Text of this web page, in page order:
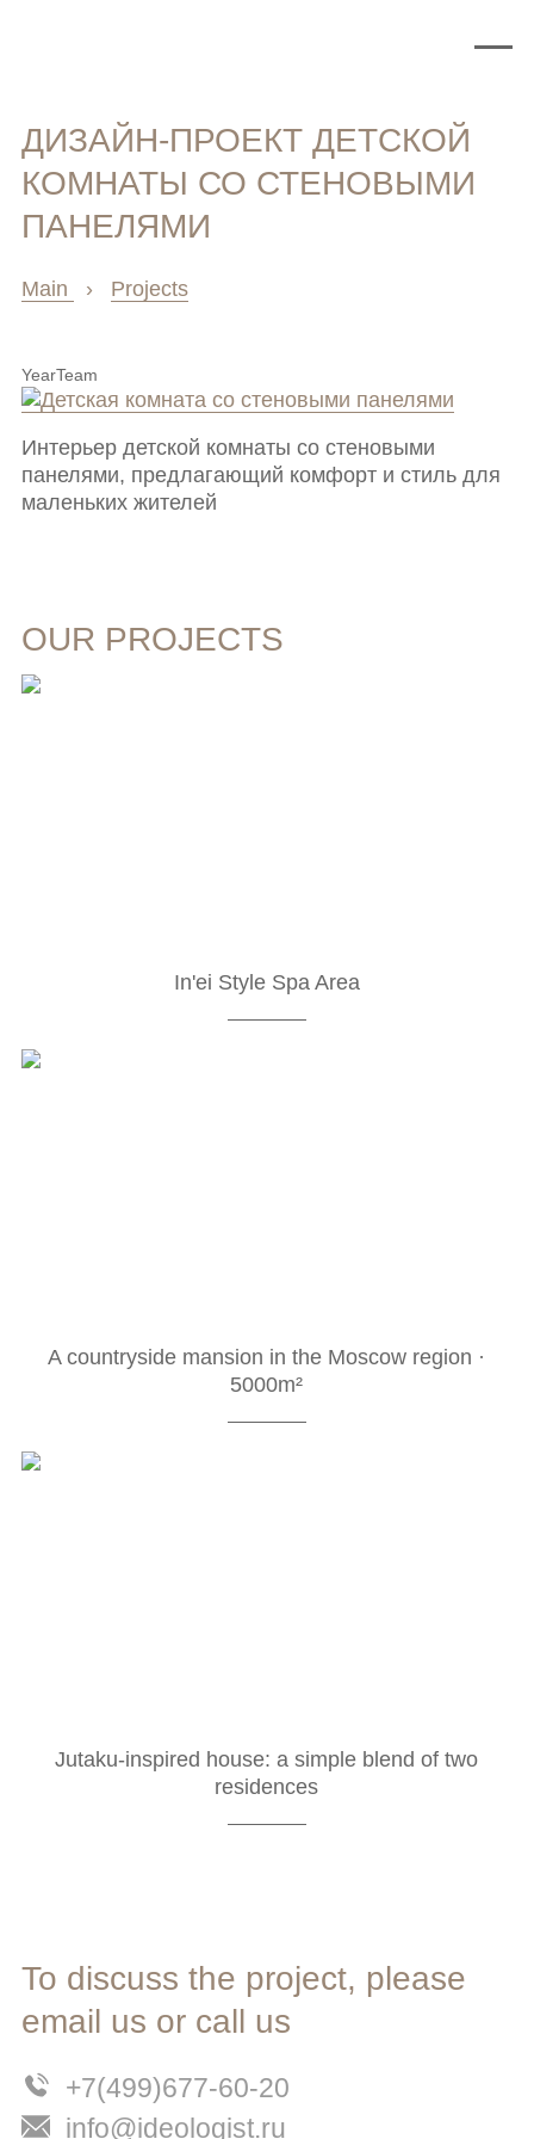
ДИЗАЙН-ПРОЕКТ ДЕТСКОЙ
КОМНАТЫ СО СТЕНОВЫМИ
ПАНЕЛЯМИ
Main › Projects
Интерьер детской комнаты со стеновыми
панелями, предлагающий комфорт и стиль для
маленьких жителей
YearTeam
OUR PROJECTS
In'ei Style Spa Area
A countryside mansion in the Moscow region ·
5000m²
Jutaku-inspired house: a simple blend of two
residences
To discuss the project, please
email us or call us
+7(499)677-60-20
info@ideologist.ru